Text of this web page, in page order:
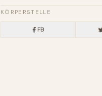
KÖRPERSTELLE
FB